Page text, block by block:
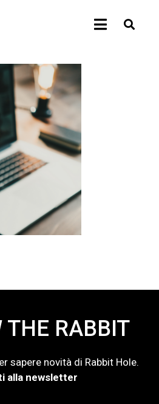
THE RABBIT
sapere novità di Rabbit Hole.
alla newsletter